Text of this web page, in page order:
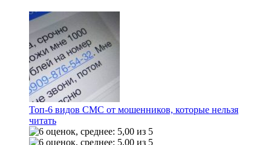
Топ-6 видов СМС от мошенников, которые нельзя
читать